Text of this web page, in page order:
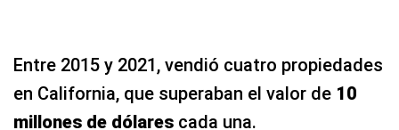
Entre 2015 y 2021, vendió cuatro propiedades
en California, que superaban el valor de 10
millones de dólares cada una.